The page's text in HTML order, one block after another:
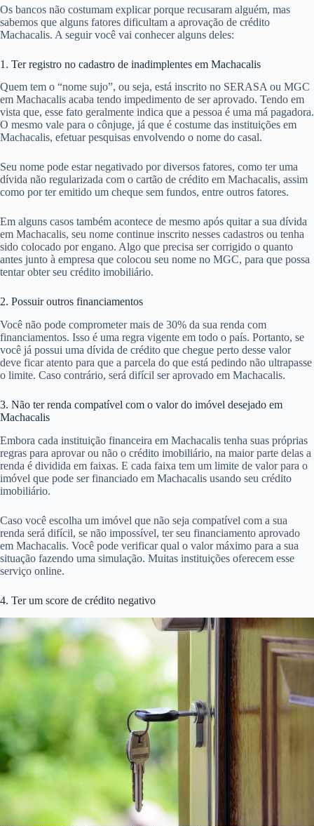
Os bancos não costumam explicar porque recusaram alguém, mas
sabemos que alguns fatores dificultam a aprovação de crédito
Machacalis. A seguir você vai conhecer alguns deles:
1. Ter registro no cadastro de inadimplentes em Machacalis
Quem tem o “nome sujo”, ou seja, está inscrito no SERASA ou MGC
em Machacalis acaba tendo impedimento de ser aprovado. Tendo em
vista que, esse fato geralmente indica que a pessoa é uma má pagadora.
O mesmo vale para o cônjuge, já que é costume das instituições em
Machacalis, efetuar pesquisas envolvendo o nome do casal.
Seu nome pode estar negativado por diversos fatores, como ter uma
dívida não regularizada com o cartão de crédito em Machacalis, assim
como por ter emitido um cheque sem fundos, entre outros fatores.
Em alguns casos também acontece de mesmo após quitar a sua dívida
em Machacalis, seu nome continue inscrito nesses cadastros ou tenha
sido colocado por engano. Algo que precisa ser corrigido o quanto
antes junto à empresa que colocou seu nome no MGC, para que possa
tentar obter seu crédito imobiliário.
2. Possuir outros financiamentos
Você não pode comprometer mais de 30% da sua renda com
financiamentos. Isso é uma regra vigente em todo o país. Portanto, se
você já possui uma dívida de crédito que chegue perto desse valor
deve ficar atento para que a parcela do que está pedindo não ultrapasse
o limite. Caso contrário, será difícil ser aprovado em Machacalis.
3. Não ter renda compatível com o valor do imóvel desejado em
Machacalis
Embora cada instituição financeira em Machacalis tenha suas próprias
regras para aprovar ou não o crédito imobiliário, na maior parte delas a
renda é dividida em faixas. E cada faixa tem um limite de valor para o
imóvel que pode ser financiado em Machacalis usando seu crédito
imobiliário.
Caso você escolha um imóvel que não seja compatível com a sua
renda será difícil, se não impossível, ter seu financiamento aprovado
em Machacalis. Você pode verificar qual o valor máximo para a sua
situação fazendo uma simulação. Muitas instituições oferecem esse
serviço online.
4. Ter um score de crédito negativo